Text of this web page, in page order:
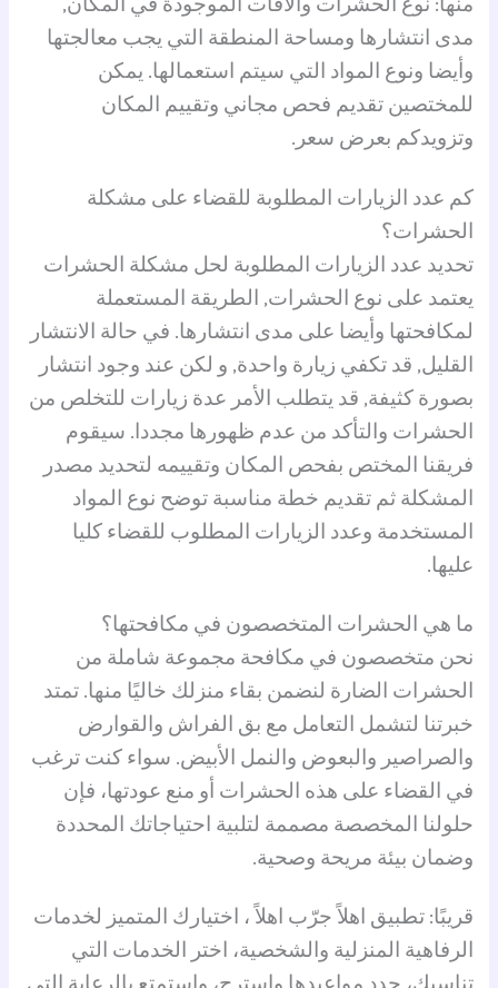
منها: نوع الحشرات والآفات الموجودة في المكان,
مدى انتشارها ومساحة المنطقة التي يجب معالجتها
وأيضا ونوع المواد التي سيتم استعمالها. يمكن
للمختصين تقديم فحص مجاني وتقييم المكان
وتزويدكم بعرض سعر.
كم عدد الزيارات المطلوبة للقضاء على مشكلة
الحشرات؟
تحديد عدد الزيارات المطلوبة لحل مشكلة الحشرات
يعتمد على نوع الحشرات, الطريقة المستعملة
لمكافحتها وأيضا على مدى انتشارها. في حالة الانتشار
القليل, قد تكفي زيارة واحدة, و لكن عند وجود انتشار
بصورة كثيفة, قد يتطلب الأمر عدة زيارات للتخلص من
الحشرات والتأكد من عدم ظهورها مجددا. سيقوم
فريقنا المختص بفحص المكان وتقييمه لتحديد مصدر
المشكلة ثم تقديم خطة مناسبة توضح نوع المواد
المستخدمة وعدد الزيارات المطلوب للقضاء كليا
عليها.
ما هي الحشرات المتخصصون في مكافحتها؟
نحن متخصصون في مكافحة مجموعة شاملة من
الحشرات الضارة لنضمن بقاء منزلك خاليًا منها. تمتد
خبرتنا لتشمل التعامل مع بق الفراش والقوارض
والصراصير والبعوض والنمل الأبيض. سواء كنت ترغب
في القضاء على هذه الحشرات أو منع عودتها، فإن
حلولنا المخصصة مصممة لتلبية احتياجاتك المحددة
وضمان بيئة مريحة وصحية.
قريبًا: تطبيق اهلاً جرّب اهلاً ، اختيارك المتميز لخدمات
الرفاهية المنزلية والشخصية، اختر الخدمات التي